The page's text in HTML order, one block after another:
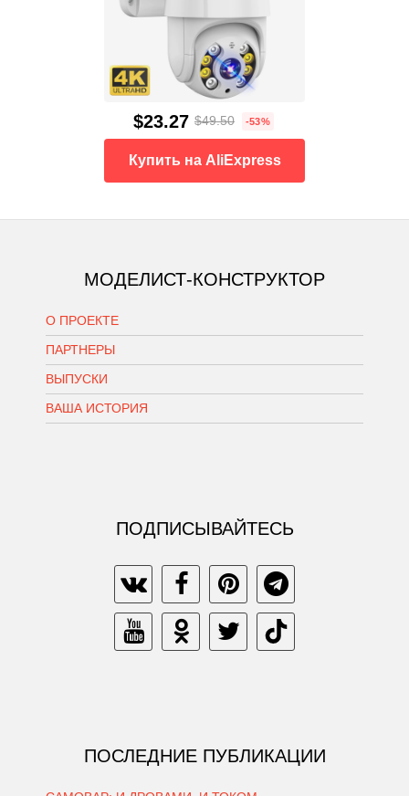
$23.27 $49.50 -53%
Купить на AliExpress
МОДЕЛИСТ-КОНСТРУКТОР
О ПРОЕКТЕ
ПАРТНЕРЫ
ВЫПУСКИ
ВАША ИСТОРИЯ
ПОДПИСЫВАЙТЕСЬ
ПОСЛЕДНИЕ ПУБЛИКАЦИИ